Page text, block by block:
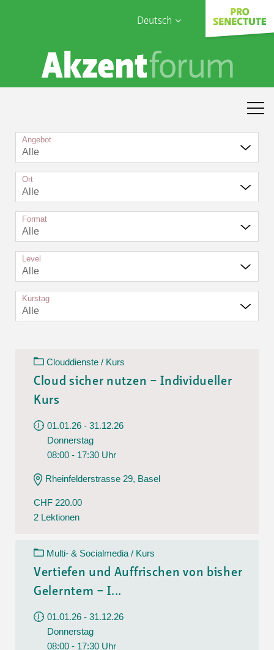
Deutsch
English
Français
Sophia Care
Angebot
Alle
Ort
Alle
Format
Alle
Level
Alle
Kurstag
Alle
Clouddienste / Kurs
Cloud sicher nutzen – Individueller
Kurs
01.01.26 - 31.12.26
Donnerstag
08:00 - 17:30 Uhr
Rheinfelderstrasse 29, Basel
CHF 220.00
2 Lektionen
Multi- & Socialmedia / Kurs
Vertiefen und Auffrischen von bisher
Gelerntem – I...
01.01.26 - 31.12.26
Donnerstag
08:00 - 17:30 Uhr